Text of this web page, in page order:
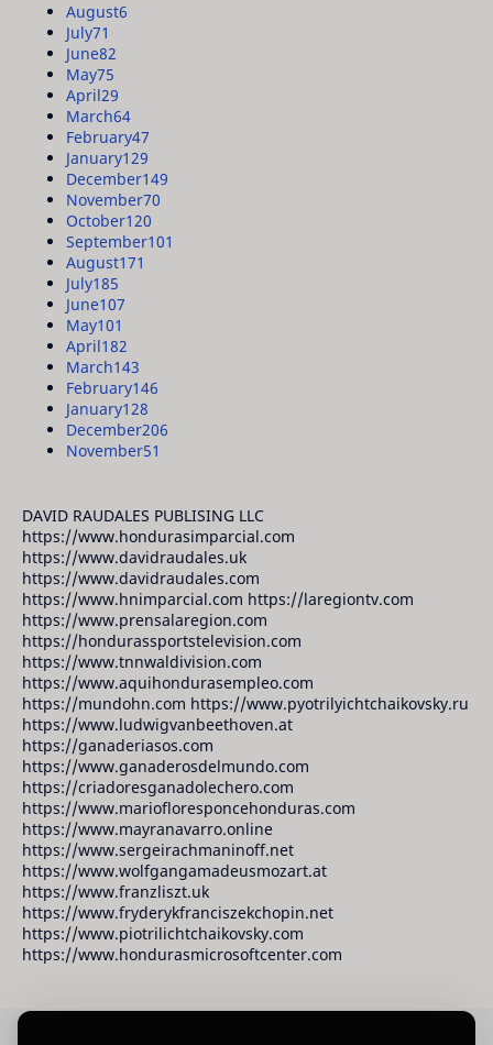
August6
July71
June82
May75
April29
March64
February47
January129
December149
November70
October120
September101
August171
July185
June107
May101
April182
March143
February146
January128
December206
November51
DAVID RAUDALES PUBLISING LLC
https://www.hondurasimparcial.com
https://www.davidraudales.uk
https://www.davidraudales.com
https://www.hnimparcial.com https://laregiontv.com
https://www.prensalaregion.com
https://hondurassportstelevision.com
https://www.tnnwaldivision.com
https://www.aquihondurasempleo.com
https://mundohn.com https://www.pyotrilyichtchaikovsky.ru
https://www.ludwigvanbeethoven.at
https://ganaderiasos.com
https://www.ganaderosdelmundo.com
https://criadoresganadolechero.com
https://www.mariofloresponcehonduras.com
https://www.mayranavarro.online
https://www.sergeirachmaninoff.net
https://www.wolfgangamadeusmozart.at
https://www.franzliszt.uk
https://www.fryderykfranciszekchopin.net
https://www.piotrilichtchaikovsky.com
https://www.hondurasmicrosoftcenter.com